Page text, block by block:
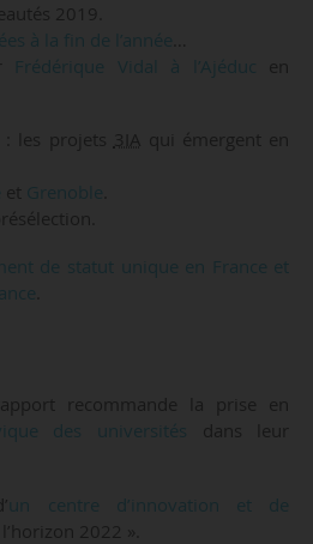
2019.
à la fin de l’année
Frédérique Vidal à l’Ajéduc en
: les projets
3IA qui émergent en
et Grenoble
de statut unique en France et
recommande la prise en
des universités dans leur
un centre d’innovation et de
l’horizon 2022 ».